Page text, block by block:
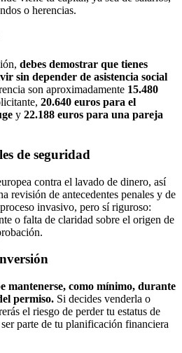
o herencias.
debes demostrar que tienes
sin depender de asistencia social
son aproximadamente 15.480
20.640 euros para el
y 22.188 euros para una pareja
de seguridad
contra el lavado de dinero, así
revisión de antecedentes penales y de
invasivo, pero sí riguroso:
o falta de claridad sobre el origen de
mantenerse, como mínimo, durante
permiso. Si decides venderla o
el riesgo de perder tu estatus de
parte de tu planificación financiera